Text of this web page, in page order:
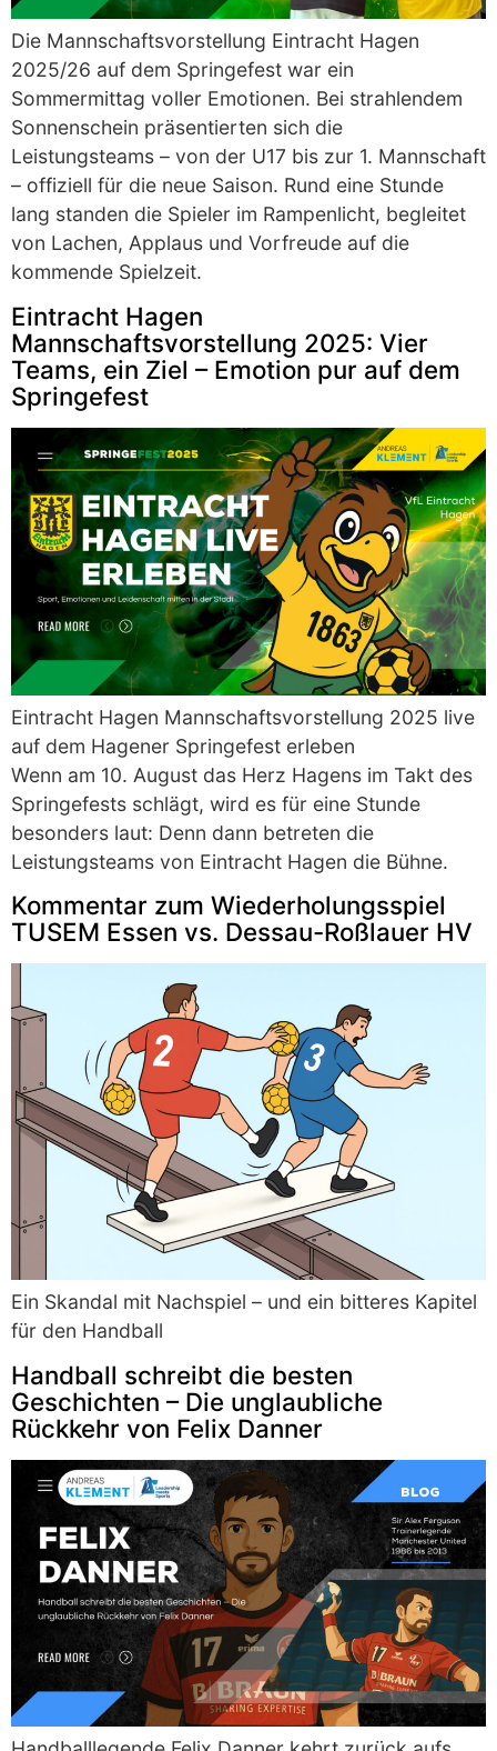
Die Mannschaftsvorstellung Eintracht Hagen
2025/26 auf dem Springefest war ein
Sommermittag voller Emotionen. Bei strahlendem
Sonnenschein präsentierten sich die
Leistungsteams – von der U17 bis zur 1. Mannschaft
– offiziell für die neue Saison. Rund eine Stunde
lang standen die Spieler im Rampenlicht, begleitet
von Lachen, Applaus und Vorfreude auf die
kommende Spielzeit.
Eintracht Hagen
Mannschaftsvorstellung 2025: Vier
Teams, ein Ziel – Emotion pur auf dem
Springefest
Eintracht Hagen Mannschaftsvorstellung 2025 live
auf dem Hagener Springefest erleben
Wenn am 10. August das Herz Hagens im Takt des
Springefests schlägt, wird es für eine Stunde
besonders laut: Denn dann betreten die
Leistungsteams von Eintracht Hagen die Bühne.
Kommentar zum Wiederholungsspiel
TUSEM Essen vs. Dessau-Roßlauer HV
Ein Skandal mit Nachspiel – und ein bitteres Kapitel
für den Handball
Handball schreibt die besten
Geschichten – Die unglaubliche
Rückkehr von Felix Danner